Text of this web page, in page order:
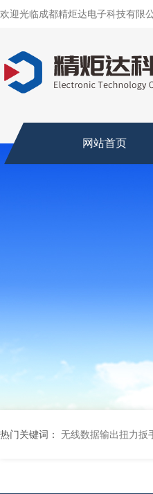
欢迎光临成都精炬达电子科技有限
网站首页
热门关键词： 无线数据输出扭力扳